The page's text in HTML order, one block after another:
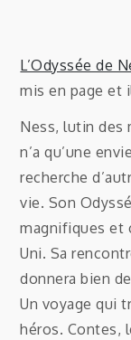
L’Odyssée de
mis en page et
Ness, lutin des
n’a qu’une
recherche
vie. Son
magnifiques et
Uni. Sa
donnera bien
Un voyage qui
héros. Contes,